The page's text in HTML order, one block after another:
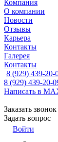
Компания
О компании
Новости
Отзывы
Карьера
Контакты
Галерея
Контакты
8 (929) 439-20-
8 (929) 439-20-
Написать в
Заказать звонок
Задать вопрос
Войти